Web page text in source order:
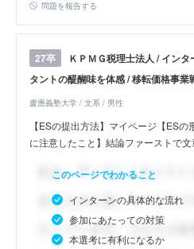
問題を報告する
27卒
ＫＰＭＧ税理士法人 / イン
タントの醍醐味を体感 / 移転価格事
慶應義塾大学 / 文系 / 男性
【ESの提出方法】マイページ【ES
に注意したこと】結論ファーストで
このページでわかること
インターンの具体的な流れ
参加にあたっての対策
本選考に有利になるか